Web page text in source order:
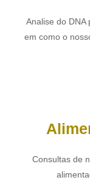
Analise do DNA
em como o
Consultas de